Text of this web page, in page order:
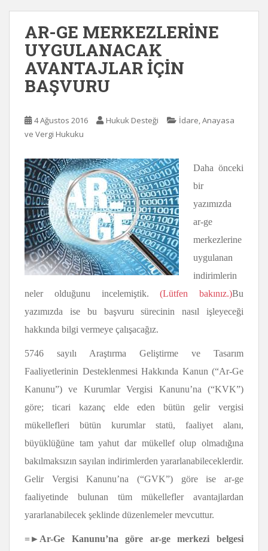
AR-GE MERKEZLERİNE
UYGULANACAK
AVANTAJLAR İÇİN
BAŞVURU
4 Ağustos 2016 Hukuk Desteği
İdare, Anayasa
ve Vergi Hukuku
Daha önceki
bir
yazımızda
ar-ge
merkezlerine
uygulanan
indirimlerin
neler olduğunu incelemiştik.(Lütfen bakınız.)Bu
yazımızda ise bu başvuru sürecinin nasıl işleyeceği
hakkında bilgi vermeye çalışacağız.
5746 sayılı Araştırma Geliştirme ve Tasarım
Faaliyetlerinin Desteklenmesi Hakkında Kanun (“Ar-Ge
Kanunu”) ve Kurumlar Vergisi Kanunu’na (“KVK”)
göre; ticari kazanç elde eden bütün gelir vergisi
mükellefleri bütün kurumlar statü, faaliyet alanı,
büyüklüğüne tam yahut dar mükellef olup olmadığına
bakılmaksızın sayılan indirimlerden yararlanabileceklerdir.
Gelir Vergisi Kanunu’na (“GVK”) göre ise ar-ge
faaliyetinde bulunan tüm mükellefler avantajlardan
yararlanabilecek şeklinde düzenlemeler mevcuttur.
=►Ar-Ge Kanunu’na göre ar-ge merkezi belgesi